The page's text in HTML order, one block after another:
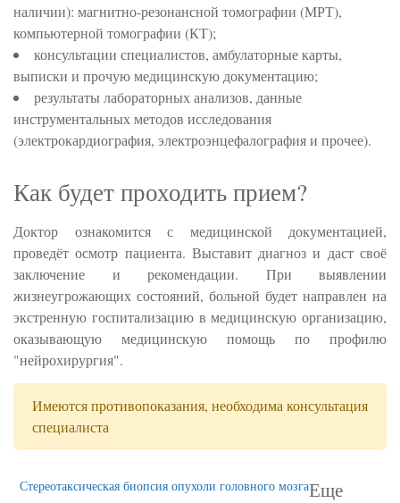
наличии): магнитно-резонансной томографии (МРТ),
компьютерной томографии (КТ);
консультации специалистов, амбулаторные карты,
выписки и прочую медицинскую документацию;
результаты лабораторных анализов, данные
инструментальных методов исследования
(электрокардиография, электроэнцефалография и прочее).
Как будет проходить прием?
Доктор ознакомится с медицинской документацией,
проведёт осмотр пациента. Выставит диагноз и даст своё
заключение и рекомендации. При выявлении
жизнеугрожающих состояний, больной будет направлен на
экстренную госпитализацию в медицинскую организацию,
оказывающую медицинскую помощь по профилю
"нейрохирургия".
Имеются противопоказания, необходима консультация
специалиста
Стереотаксическая биопсия опухоли головного мозгаЕще